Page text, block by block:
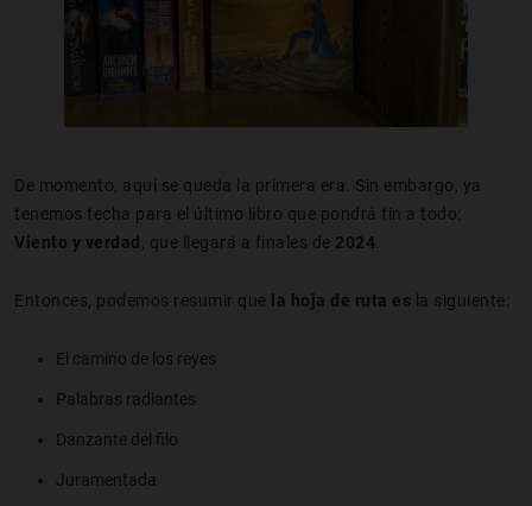
De momento, aquí se queda la primera era. Sin embargo, ya
tenemos fecha para el último libro que pondrá fin a todo:
Viento y verdad
, que llegará a finales de 2024
Entonces, podemos resumir que la hoja de ruta es la siguiente:
El camino de los reyes
Palabras radiantes
Danzante del filo
Juramentada